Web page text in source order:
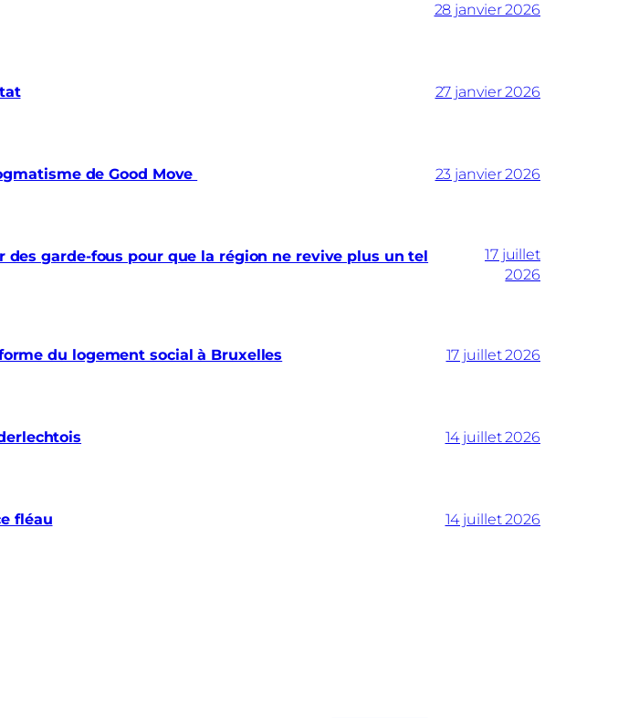
28 janvier 2026
27 janvier 2026
de Good Move 23 janvier 2026
des garde-fous pour que la région ne revive plus un tel
17 juillet
2026
du logement social à Bruxelles 17 juillet 2026
14 juillet 2026
fléau 14 juillet 2026